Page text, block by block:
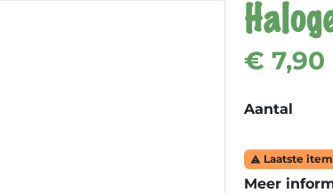
€ 7,90
Aantal
 Laatste
Meer